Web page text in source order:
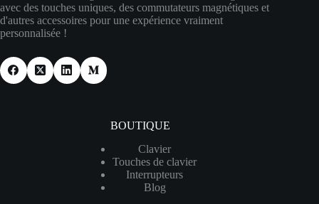
avec des touches uniques, des commutateurs magnétiques et
d'autres accessoires pour une expérience vraiment
personnalisée !
BOUTIQUE
Clavier
Touches de clavier
Interrupteurs
Blog